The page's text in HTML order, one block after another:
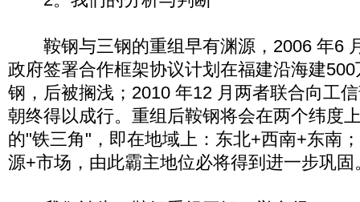
鞍钢与三钢的重组早有渊源，2006 年6
政府签署合作框架协议计划在福建沿海建
钢，后被搁浅；2010 年12 月两者联合向工
朝终得以成行。重组后鞍钢将会在两个纬度
的"铁三角"，即在地域上：东北+西南+东南
源+市场，由此霸主地位必将得到进一步巩固